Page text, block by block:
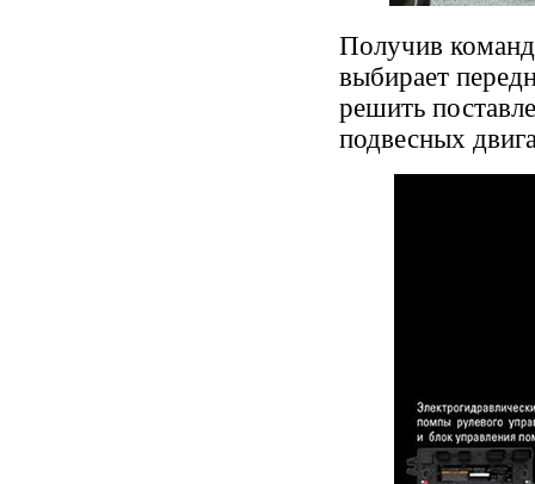
Получив
выбирает
решить
подвесных